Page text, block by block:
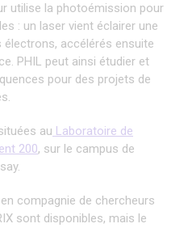
utilise la photoémission pour
: un laser vient éclairer une
accélérés ensuite
PHIL peut ainsi étudier et
pour des projets de
au Laboratoire de
200, sur le campus de
compagnie de chercheurs
sont disponibles, mais le